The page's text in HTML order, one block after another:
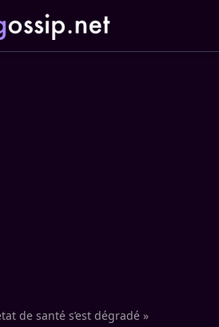
de santé s’est dégradé »